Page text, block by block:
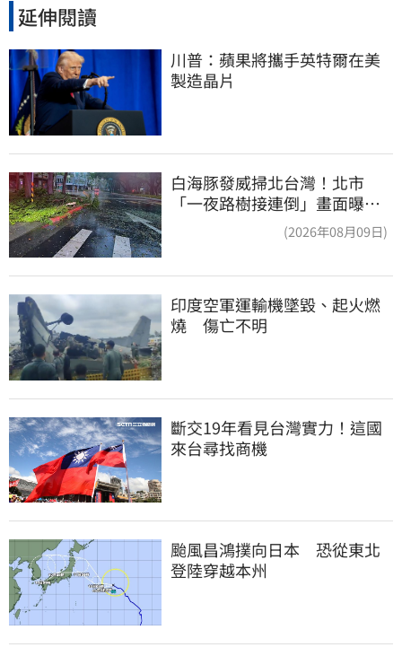
延伸閱讀
川普：蘋果將攜手英特爾在美
製造晶片
白海豚發威掃北台灣！北市
「一夜路樹接連倒」畫面曝
15米巨樹躺路中央(2026年08月09日)
印度空軍運輸機墜毀、起火燃
燒　傷亡不明
斷交19年看見台灣實力！這國
來台尋找商機
颱風昌鴻撲向日本　恐從東北
登陸穿越本州